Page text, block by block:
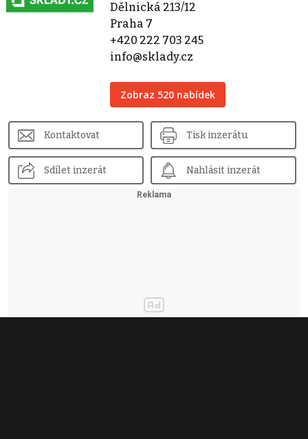
Dělnická 213/12
Praha 7
+420 222 703 245
info@sklady.cz
Zobraz 520 nabídek
Kontaktovat Tisk inzerátu
Sdílet inzerát Nahlásit inzerát